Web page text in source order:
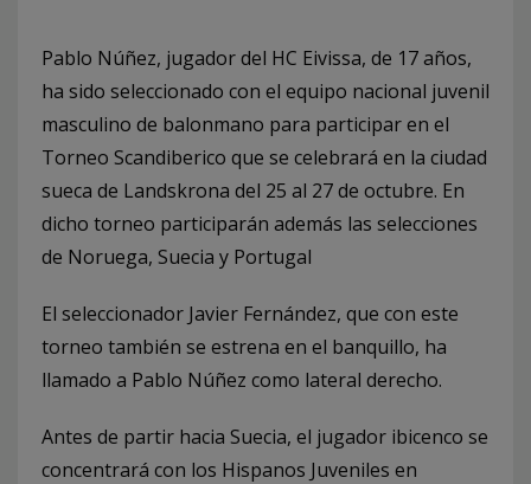
Pablo Núñez, jugador del HC Eivissa, de 17 años,
ha sido seleccionado con el equipo nacional juvenil
masculino de balonmano para participar en el
Torneo Scandiberico que se celebrará en la ciudad
sueca de Landskrona del 25 al 27 de octubre. En
dicho torneo participarán además las selecciones
de Noruega, Suecia y Portugal
El seleccionador Javier Fernández, que con este
torneo también se estrena en el banquillo, ha
llamado a Pablo Núñez como lateral derecho.
Antes de partir hacia Suecia, el jugador ibicenco se
concentrará con los Hispanos Juveniles en